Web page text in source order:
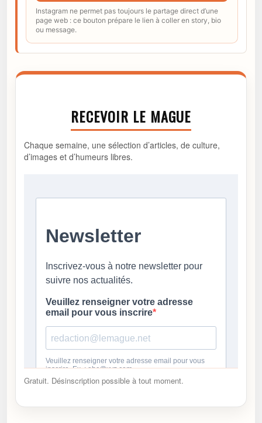
Instagram ne permet pas toujours le partage direct d’une
page web : ce bouton prépare le lien à coller en story, bio
ou message.
RECEVOIR LE MAGUE
Chaque semaine, une sélection d’articles, de culture,
d’images et d’humeurs libres.
Gratuit. Désinscription possible à tout moment.